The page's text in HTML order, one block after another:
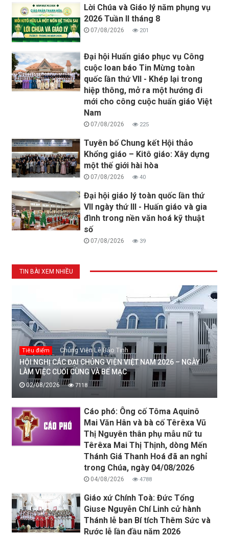
Lời Chúa và Giáo lý năm phụng vụ
2026 Tuần II tháng 8
07/08/2026 201
Đại hội Huấn giáo phục vụ Công
cuộc loan báo Tin Mừng toàn
quốc lần thứ VII - Khép lại trong
hiệp thông, mở ra một hướng đi
mới cho công cuộc huấn giáo Việt
Nam
07/08/2026 225
Tuyên bố Chung kết Hội thảo
Khổng giáo – Kitô giáo: Xây dựng
một thế giới hài hòa
07/08/2026 40
Đại hội giáo lý toàn quốc lần thứ
VII ngày thứ III - Huấn giáo và gia
đình trong nền văn hoá kỹ thuật
số
07/08/2026 39
TIN BÀI XEM NHIỀU
Tiêu điểm Chủng Viện Lê Bảo Tịnh
HỘI NGHỊ CÁC ĐẠI CHỦNG VIỆN VIỆT NAM 2026 – NGÀY
LÀM VIỆC CUỐI CÙNG VÀ BẾ MẠC
02/08/2026 7118
Cáo phó: Ông cố Tôma Aquinô
Mai Văn Hân và bà cố Têrêxa Vũ
Thị Nguyên thân phụ mẫu nữ tu
Têrêxa Mai Thị Thịnh, dòng Mến
Thánh Giá Thanh Hoá đã an nghỉ
trong Chúa, ngày 04/08/2026
04/08/2026 4788
Giáo xứ Chính Toà: Đức Tổng
Giuse Nguyễn Chí Linh cử hành
Thánh lễ ban Bí tích Thêm Sức và
Rước lễ lần đầu năm 2026